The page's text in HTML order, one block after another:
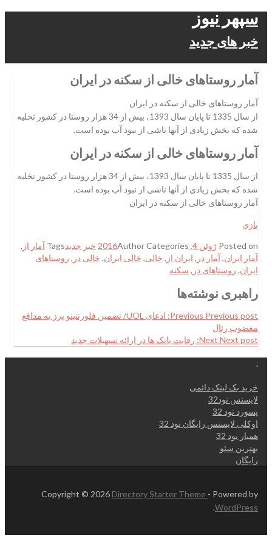
سپهر نیوز
خبر های جدید
آمار روستاهای خالی از سکنه در ایران
آمار روستاهای خالی از سکنه در ایران
از سال 1335 تا پایان سال 1393، بیش از 34 هزار روستا در کشور تخلیه
شده که بخش زیادی از آنها ناشی از نبود آب بوده است.
آمار روستاهای خالی از سکنه در ایران
از سال 1335 تا پایان سال 1393، بیش از 34 هزار روستا در کشور تخلیه
شده که بخش زیادی از آنها ناشی از نبود آب بوده است.
آمار روستاهای خالی از سکنه در ایران
بازی
Posted on ژوئن 4, 2016 AuthorCategories خبر جدیدTags آمار از ,
آمار ایران,آمار در , ایران از , خالی, خالی ایران, خالی در , روستاهای
ایران, روستاهای در , سکنه
راهبری نوشته‌ها
Previous Previous post:
ادعای UOL/ تضمین فلورنتینو پرز به مدافع
مغضوب رئال
Next Next post: رقابت بانک‌ ها در ارائه تسهیلات جدید
.
خرید بک لینک دائمی
لایسنس نود32
پسورد نود 32
اوکلی لایسنس رایگان نود 32
همیار نود 32
بهترین سئو
رایگان
Copyright © 2026 Directory Starter Theme - Powered by
WordPress
.